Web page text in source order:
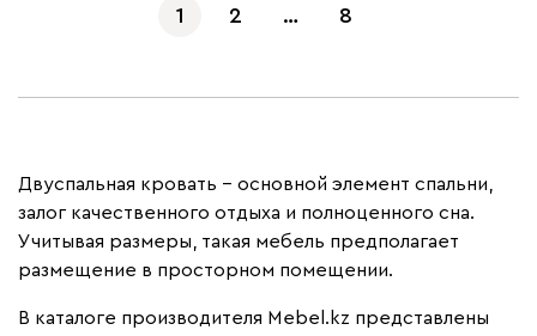
1 2 … 8
Двуспальная кровать – основной элемент спальни,
залог качественного отдыха и полноценного сна.
Учитывая размеры, такая мебель предполагает
размещение в просторном помещении.
В каталоге производителя Mebel.kz представлены